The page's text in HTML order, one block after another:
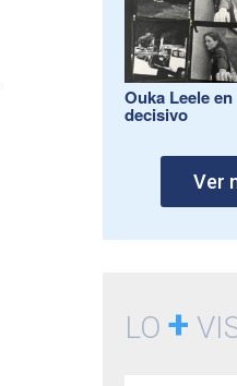
Ouka Leele
decisivo
Ver
LO+